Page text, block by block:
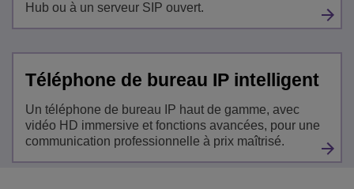
Hub ou à un serveur SIP ouvert.
Téléphone de bureau IP intelligent
Un téléphone de bureau IP haut de gamme, avec
vidéo HD immersive et fonctions avancées, pour une
communication professionnelle à prix maîtrisé.